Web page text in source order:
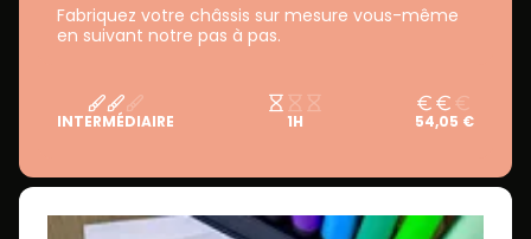
Fabriquez votre châssis sur mesure vous-même
en suivant notre pas à pas.
INTERMÉDIAIRE 1H 54,05 €